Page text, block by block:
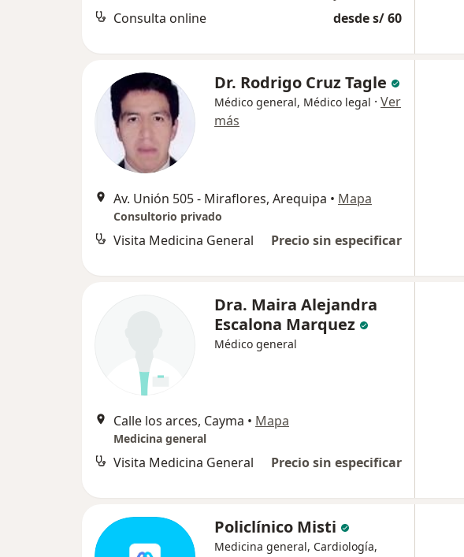
Consulta online desde s/ 60
Dr. Rodrigo Cruz Tagle
Médico general, Médico legal · Ver
más
Av. Unión 505 - Miraflores, Arequipa • Mapa
Consultorio privado
Visita Medicina General Precio sin especificar
Dra. Maira Alejandra
Escalona Marquez
Médico general
Calle los arces, Cayma • Mapa
Medicina general
Visita Medicina General Precio sin especificar
Policlínico Misti
Medicina general, Cardiología,